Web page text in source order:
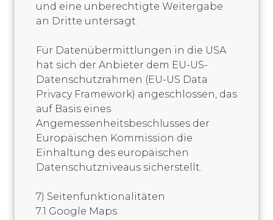
und eine unberechtigte Weitergabe
an Dritte untersagt.
Für Datenübermittlungen in die USA
hat sich der Anbieter dem EU-US-
Datenschutzrahmen (EU-US Data
Privacy Framework) angeschlossen, das
auf Basis eines
Angemessenheitsbeschlusses der
Europäischen Kommission die
Einhaltung des europäischen
Datenschutzniveaus sicherstellt.
7) Seitenfunktionalitäten
7.1 Google Maps